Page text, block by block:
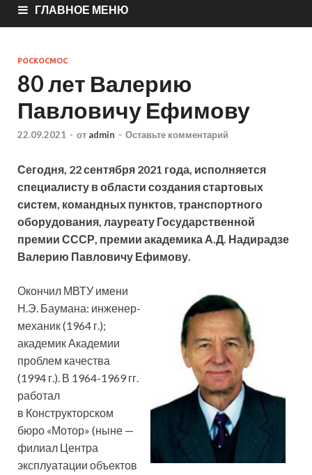
ГЛАВНОЕ МЕНЮ
РОСКОСМОС
80 лет Валерию
Павловичу Ефимову
22.09.2021 - от admin - Оставьте комментарий
Сегодня, 22 сентября 2021 года, исполняется
специалисту в области создания стартовых
систем, командных пунктов, транспортного
оборудования, лауреату Государственной
премии СССР, премии академика А.Д. Надирадзе
Валерию Павловичу Ефимову.
Окончил МВТУ имени
Н.Э. Баумана: инженер-
механик (1964 г.);
академик Академии
проблем качества
(1994 г.). В 1964-1969 гг.
работал
в Конструкторском
бюро «Мотор» (ныне —
филиал Центра
эксплуатации объектов